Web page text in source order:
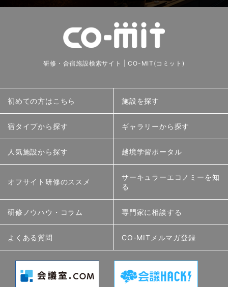
研修・合宿施設検索サイト | CO-MIT(コミット)
初めての方はこちら 施設を探す
宿タイプから探す ギャラリーから探す
人気施設から探す 越境学習ポータル
オフサイト研修のススメ
サーキュラーエコノミーを知
る
研修ノウハウ・コラム 専門家に相談する
よくある質問 CO-MITメルマガ登録